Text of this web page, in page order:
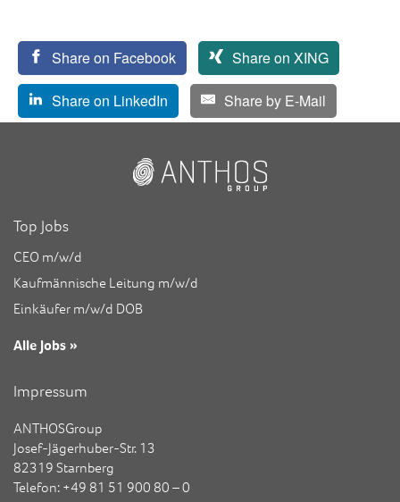
Share on Facebook Share on XING
Share on LinkedIn Share by E-Mail
Top Jobs
CEO m/w/d
Kaufmännische Leitung m/w/d
Einkäufer m/w/d DOB
Alle Jobs »
Impressum
ANTHOSGroup
Josef-Jägerhuber-Str. 13
82319 Starnberg
Telefon: +49 81 51 900 80 – 0